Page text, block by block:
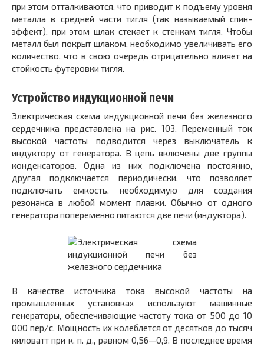
при этом отталкиваются, что приводит к подъему уровня
металла в средней части тигля (так называемый спин-
эффект), при этом шлак стекает к стенкам тигля. Чтобы
металл был покрыт шлаком, необходимо увеличивать его
количество, что в свою очередь отрицательно влияет на
стойкость футеровки тигля.
Устройство индукционной печи
Электрическая схема индукционной печи без железного
сердечника представлена на рис. 103. Переменный ток
высокой частоты подводится через выключатель к
индуктору от генератора. В цепь включены две группы
конденсаторов. Одна из них подключена постоянно,
другая подключается периодически, что позволяет
подключать емкость, необходимую для создания
резонанса в любой момент плавки. Обычно от одного
генератора попеременно питаются две печи (индуктора).
В качестве источника тока высокой частоты на
промышленных установках используют машинные
генераторы, обеспечивающие частоту тока от 500 до 10
000 пер/с. Мощность их колеблется от десятков до тысяч
киловатт при к. п. д., равном 0,56—0,9. В последнее время